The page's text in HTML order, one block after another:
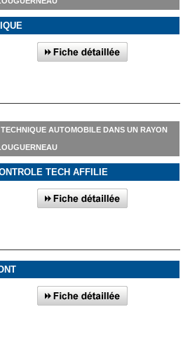
AUTOMOBILE DANS UN RAYON
TECH AFFILIE